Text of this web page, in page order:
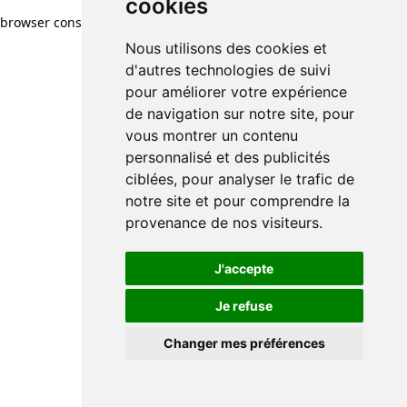
cookies
Nous utilisons des cookies et
d'autres technologies de suivi
pour améliorer votre expérience
de navigation sur notre site, pour
vous montrer un contenu
personnalisé et des publicités
ciblées, pour analyser le trafic de
notre site et pour comprendre la
provenance de nos visiteurs.
J'accepte
Je refuse
Changer mes préférences
browser console for more information)